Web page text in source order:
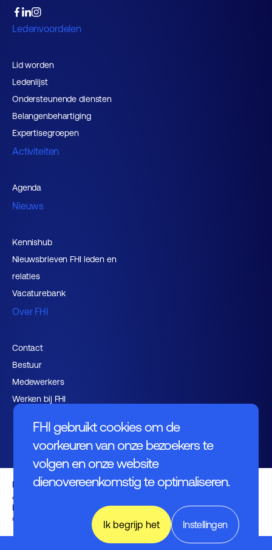
FHI gebruikt cookies om de
voorkeuren van onze bezoekers te
volgen en onze website
dienovereenkomstig te optimaliseren.
Instellingen
Ik begrijp het
Ledenvoordelen
Lid worden
Ledenlijst
Ondersteunende diensten
Belangenbehartiging
Expertisegroepen
Activiteiten
Agenda
Nieuws
Kennishub
Nieuwsbrieven FHI leden en
relaties
Vacaturebank
Over FHI
Contact
Bestuur
Medewerkers
Werken bij FHI
Privacybeleid
Algemene voorwaarden
Disclaimer
© FHI 2026